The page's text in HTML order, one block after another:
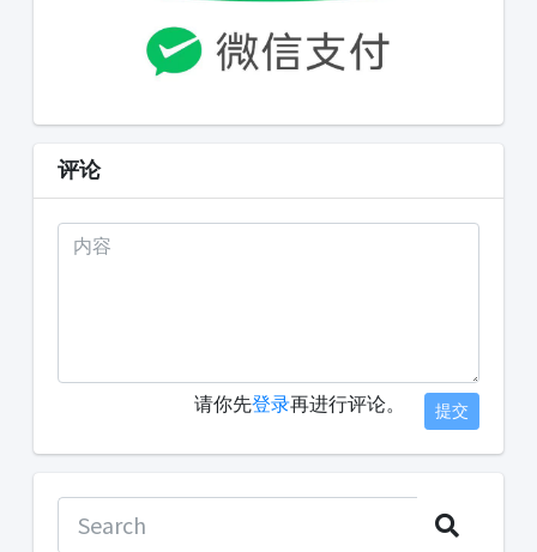
评论
请你先登录再进行评论。 提交